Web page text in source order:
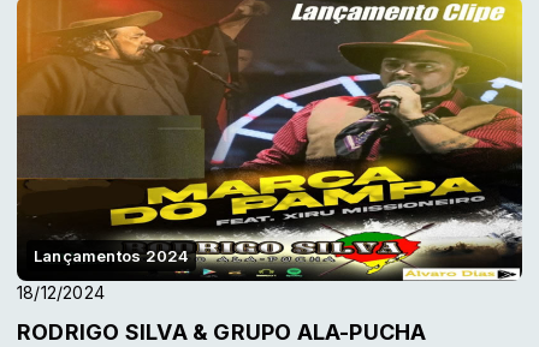
Lançamentos 2024
18/12/2024
RODRIGO SILVA & GRUPO ALA-PUCHA